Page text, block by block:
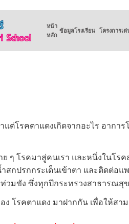
หน้า
หลัก
ข้อมูลโรงเรียน โครงการเด่
รคตาแดงเกิดจากอะไร อาการ
โรคมาสู่คนเรา และหนึ่งในโร
สกปรกกระเด็นเข้าตา และติดต่อแ
วมขัง ซึ่งทุกปีกระทรวงสาธารณสุ
คตาแดง มาฝากกัน เพื่อให้สาม